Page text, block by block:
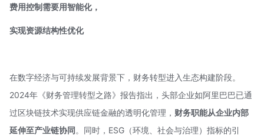
费用控制需要用智能化，
实现资源结构性优化
在数字经济与可持续发展背景下，财务转型进入生态构建阶段。
2024年《财务管理转型之路》报告指出，头部企业如阿里巴巴已通
过区块链技术实现供应链金融的透明化管理， 财务职能从企业内部
延伸至产业链协同。同时，ESG（环境、社会与治理）指标的引